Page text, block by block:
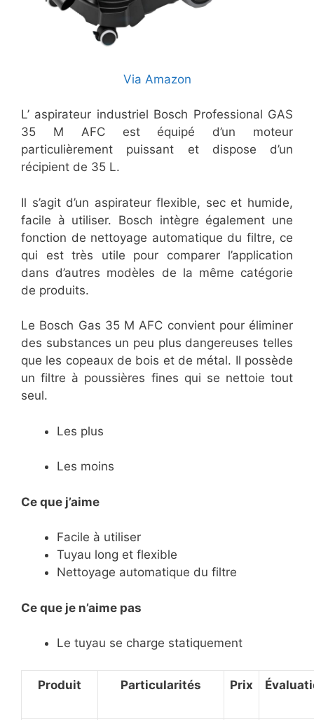
Via Amazon
L’ aspirateur industriel Bosch Professional GAS
35 M AFC est équipé d’un moteur
particulièrement puissant et dispose d’un
récipient de 35 L.
Il s’agit d’un aspirateur flexible, sec et humide,
facile à utiliser. Bosch intègre également une
fonction de nettoyage automatique du filtre, ce
qui est très utile pour comparer l’application
dans d’autres modèles de la même catégorie
de produits.
Le Bosch Gas 35 M AFC convient pour éliminer
des substances un peu plus dangereuses telles
que les copeaux de bois et de métal. Il possède
un filtre à poussières fines qui se nettoie tout
seul.
Les plus
Les moins
Ce que j’aime
Facile à utiliser
Tuyau long et flexible
Nettoyage automatique du filtre
Ce que je n’aime pas
Le tuyau se charge statiquement
Produit Particularités Prix